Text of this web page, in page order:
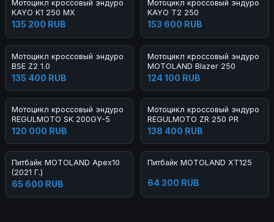
Мотоцикл кроссовый эндуро
KAYO K1 250 MX
135 200 RUB
Мотоцикл кроссовый эндуро
KAYO T2 250
153 600 RUB
Мотоцикл кроссовый эндуро
BSE Z2 1.0
135 400 RUB
Мотоцикл кроссовый эндуро
MOTOLAND Blazer 250
124 100 RUB
Мотоцикл кроссовый эндуро
REGULMOTO SK 200GY-5
120 000 RUB
Мотоцикл кроссовый эндуро
REGULMOTO ZR 250 PR
138 400 RUB
Питбайк MOTOLAND Apex10
(2021 Г.)
65 600 RUB
Питбайк MOTOLAND XT125
64 300 RUB